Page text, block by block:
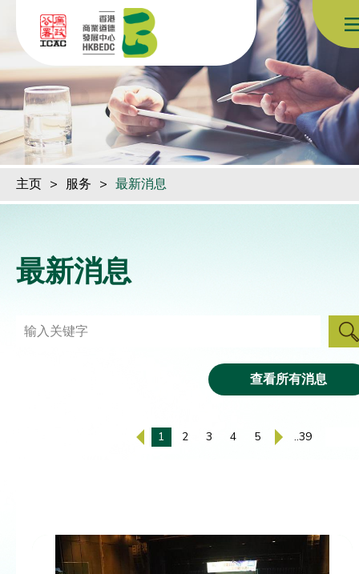
跳到内容（按回车键）
主页 > 服务 > 最新消息
最新消息
查看所有消息
1 2 3 4 5 ..39